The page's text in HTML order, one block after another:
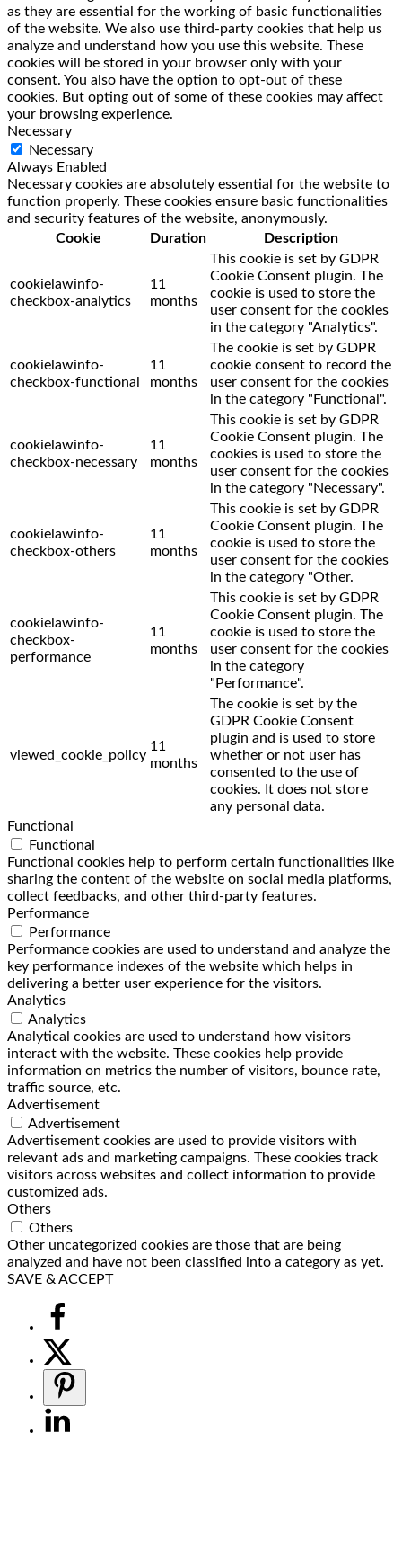
as they are essential for the working of basic functionalities
of the website. We also use third-party cookies that help us
analyze and understand how you use this website. These
cookies will be stored in your browser only with your
consent. You also have the option to opt-out of these
cookies. But opting out of some of these cookies may affect
your browsing experience.
Necessary
Necessary
Always Enabled
Necessary cookies are absolutely essential for the website to
function properly. These cookies ensure basic functionalities
and security features of the website, anonymously.
Cookie
Duration Description
cookielawinfo-
checkbox-analytics
11
months
This cookie is set by GDPR
Cookie Consent plugin. The
cookie is used to store the
user consent for the cookies
in the category "Analytics".
cookielawinfo-
checkbox-functional
11
months
The cookie is set by GDPR
cookie consent to record the
user consent for the cookies
in the category "Functional".
cookielawinfo-
checkbox-necessary
11
months
This cookie is set by GDPR
Cookie Consent plugin. The
cookies is used to store the
user consent for the cookies
in the category "Necessary".
cookielawinfo-
checkbox-others
11
months
This cookie is set by GDPR
Cookie Consent plugin. The
cookie is used to store the
user consent for the cookies
in the category "Other.
cookielawinfo-
checkbox-
performance
11
months
This cookie is set by GDPR
Cookie Consent plugin. The
cookie is used to store the
user consent for the cookies
in the category
"Performance".
viewed_cookie_policy
11
months
The cookie is set by the
GDPR Cookie Consent
plugin and is used to store
whether or not user has
consented to the use of
cookies. It does not store
any personal data.
Functional
Functional
Functional cookies help to perform certain functionalities like
sharing the content of the website on social media platforms,
collect feedbacks, and other third-party features.
Performance
Performance
Performance cookies are used to understand and analyze the
key performance indexes of the website which helps in
delivering a better user experience for the visitors.
Analytics
Analytics
Analytical cookies are used to understand how visitors
interact with the website. These cookies help provide
information on metrics the number of visitors, bounce rate,
traffic source, etc.
Advertisement
Advertisement
Advertisement cookies are used to provide visitors with
relevant ads and marketing campaigns. These cookies track
visitors across websites and collect information to provide
customized ads.
Others
Others
Other uncategorized cookies are those that are being
analyzed and have not been classified into a category as yet.
SAVE & ACCEPT